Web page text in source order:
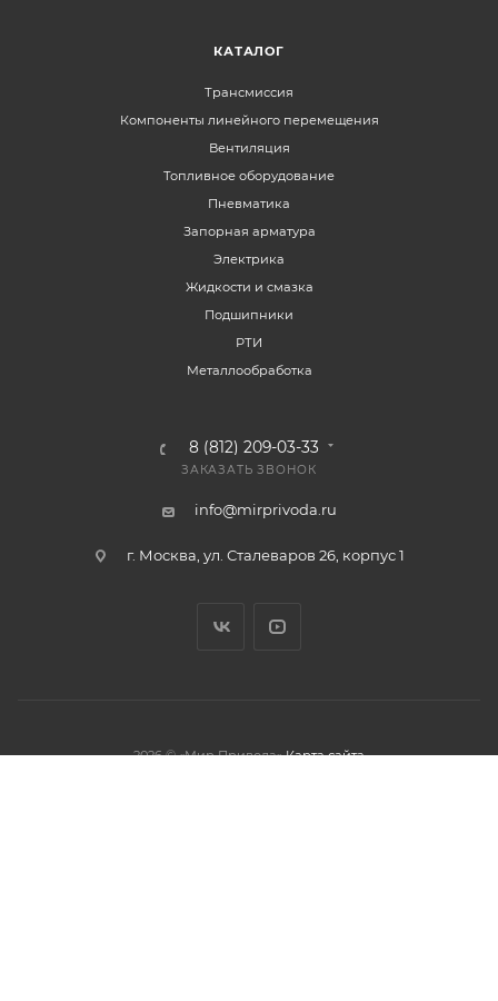
КАТАЛОГ
Трансмиссия
Компоненты линейного перемещения
Вентиляция
Топливное оборудование
Пневматика
Запорная арматура
Электрика
Жидкости и смазка
Подшипники
РТИ
Металлообработка
8 (812) 209-03-33
ЗАКАЗАТЬ ЗВОНОК
info@mirprivoda.ru
г. Москва, ул. Сталеваров 26, корпус 1
2026 © «Мир Привода» Карта сайта